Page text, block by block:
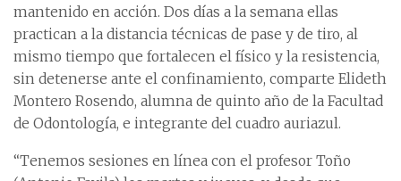
mantenido en acción. Dos días a la semana ellas
practican a la distancia técnicas de pase y de tiro, al
mismo tiempo que fortalecen el físico y la resistencia,
sin detenerse ante el confinamiento, comparte Elideth
Montero Rosendo, alumna de quinto año de la Facultad
de Odontología, e integrante del cuadro auriazul.
“Tenemos sesiones en línea con el profesor Toño